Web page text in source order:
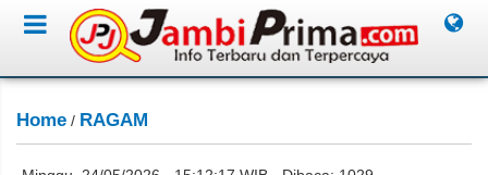
Home / RAGAM